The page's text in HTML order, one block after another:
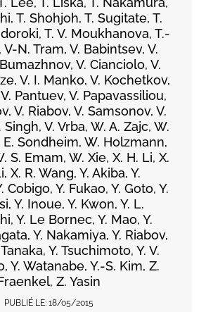
T. Shohjoh, T. Sugitate, T.
T. V. Moukhanova, T.-
V-N. Tram, V. Babintsev, V.
V. Cianciolo, V.
V. I. Manko, V. Kochetkov,
Pantuev, V. Papavassiliou,
V. Riabov, V. Samsonov, V.
V. Vrba, W. A. Zajc, W.
E. Sondheim, W. Holzmann,
S. Emam, W. Xie, X. H. Li, X.
X. R. Wang, Y. Akiba, Y.
Cobigo, Y. Fukao, Y. Goto, Y.
Y. Inoue, Y. Kwon, Y. L.
Y. Le Bornec, Y. Mao, Y.
Y. Nakamiya, Y. Riabov,
Y. Tsuchimoto, Y. V.
Y. Watanabe, Y.-S. Kim, Z.
Z. Yasin
PUBLIÉ LE: 18/05/2015